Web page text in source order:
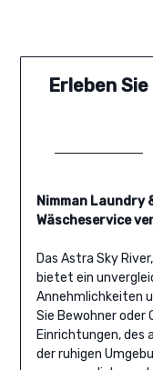
Erleben
Nimman Laundry
Wäscheservice
Das Astra Sky
bietet ein
Annehmlichkeiten
Sie Bewohner oder
Einrichtungen, des
der ruhigen